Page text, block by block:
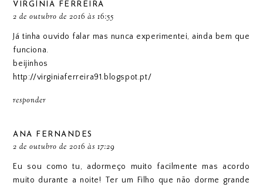
VIRGÍNIA FERREIRA
2 de outubro de 2016 às 16:55
Já tinha ouvido falar mas nunca experimentei, ainda bem que
funciona.
beijinhos
http://virginiaferreira91.blogspot.pt/
responder
ANA FERNANDES
2 de outubro de 2016 às 17:29
Eu sou como tu, adormeço muito facilmente mas acordo
muito durante a noite! Ter um Filho que não dorme grande